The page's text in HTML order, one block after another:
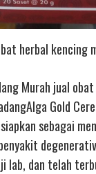
herbal kencing
Murah jual
Gold
sebagai
lab, dan telah